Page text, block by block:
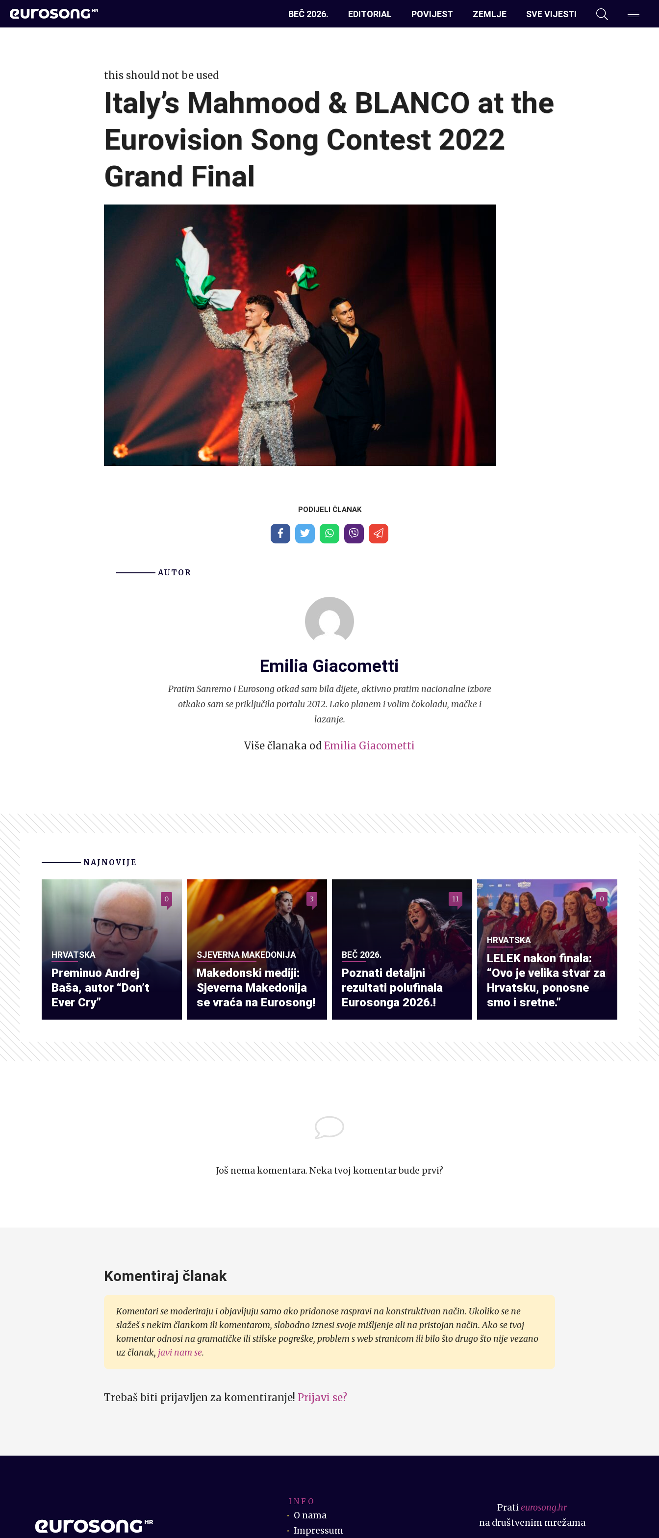
BEČ 2026. EDITORIAL POVIJEST ZEMLJE SVE VIJESTI
this should not be used
Italy’s Mahmood & BLANCO at the
Eurovision Song Contest 2022
Grand Final
PODIJELI ČLANAK
AUTOR
Emilia Giacometti
Pratim Sanremo i Eurosong otkad sam bila dijete, aktivno pratim nacionalne izbore
otkako sam se priključila portalu 2012. Lako planem i volim čokoladu, mačke i
lazanje.
Više članaka od Emilia Giacometti
NAJNOVIJE
HRVATSKA
Preminuo Andrej
Baša, autor “Don’t
Ever Cry”
0
SJEVERNA MAKEDONIJA
Makedonski mediji:
Sjeverna Makedonija
se vraća na Eurosong!
3
BEČ 2026.
Poznati detaljni
rezultati polufinala
Eurosonga 2026.!
11
HRVATSKA
LELEK nakon finala:
“Ovo je velika stvar za
Hrvatsku, ponosne
smo i sretne.”
0
Još nema komentara. Neka tvoj komentar bude prvi?
Komentiraj članak
Komentari se moderiraju i objavljuju samo ako pridonose raspravi na konstruktivan način. Ukoliko se ne
slažeš s nekim člankom ili komentarom, slobodno iznesi svoje mišljenje ali na pristojan način. Ako se tvoj
komentar odnosi na gramatičke ili stilske pogreške, problem s web stranicom ili bilo što drugo što nije vezano
uz članak, javi nam se.
Trebaš biti prijavljen za komentiranje! Prijavi se?
I N F O
O nama
Impressum
Pratieurosong.hr
na društvenim mrežama